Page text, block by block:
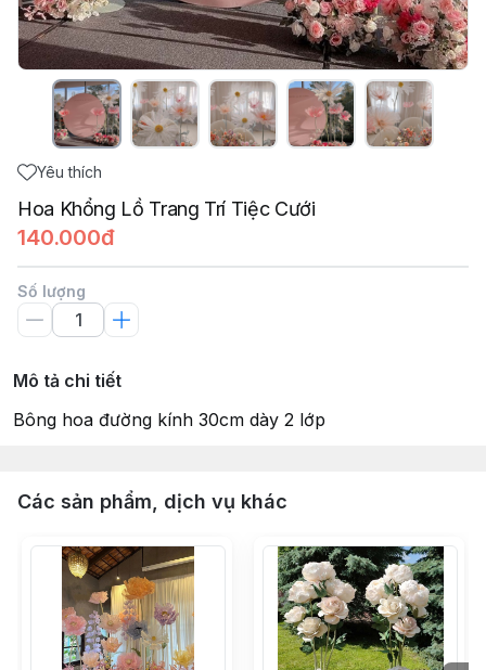
Yêu thích
Hoa Khổng Lồ Trang Trí Tiệc Cưới
140.000đ
Số lượng
Mô tả chi tiết
Bông hoa đường kính 30cm dày 2 lớp
Các sản phẩm, dịch vụ khác